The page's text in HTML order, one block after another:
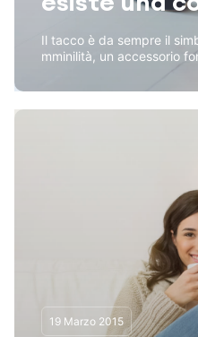
Il tacco è da sempre il
mminilità, un accessorio
19 Marzo 2015